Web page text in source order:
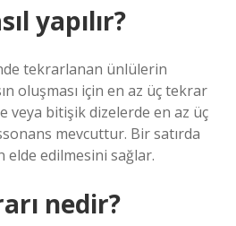
yapılır?
tekrarlanan ünlülerin
oluşması için en az üç tekrar
veya bitişik dizelerde en az üç
mevcuttur. Bir satırda
edilmesini sağlar.
nedir?